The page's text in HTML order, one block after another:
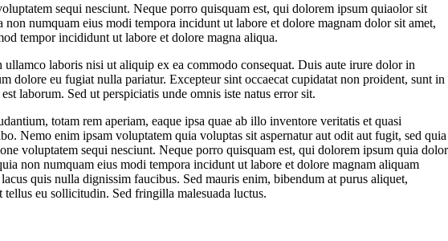
sequi nesciunt. Neque porro quisquam est, qui dolorem ipsum quiaolor sit
non numquam eius modi tempora incidunt ut labore et dolore magnam dolor sit amet,
tempor incididunt ut labore et dolore magna aliqua.
laboris nisi ut aliquip ex ea commodo consequat. Duis aute irure dolor in
dolore eu fugiat nulla pariatur. Excepteur sint occaecat cupidatat non proident, sunt in
laborum. Sed ut perspiciatis unde omnis iste natus error sit.
totam rem aperiam, eaque ipsa quae ab illo inventore veritatis et quasi
Nemo enim ipsam voluptatem quia voluptas sit aspernatur aut odit aut fugit, sed quia
voluptatem sequi nesciunt. Neque porro quisquam est, qui dolorem ipsum quia dolor
non numquam eius modi tempora incidunt ut labore et dolore magnam aliquam
quis nulla dignissim faucibus. Sed mauris enim, bibendum at purus aliquet,
eu sollicitudin. Sed fringilla malesuada luctus.